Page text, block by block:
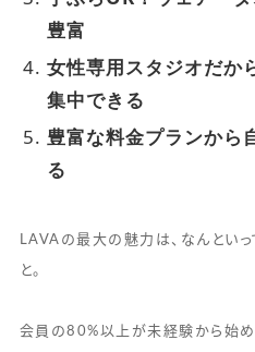
豊富
女性専用スタジオだか
集中できる
豊富な料金プランから
る
LAVAの最大の魅力は、なんといっ
と。
会員の80%以上が未経験から始め